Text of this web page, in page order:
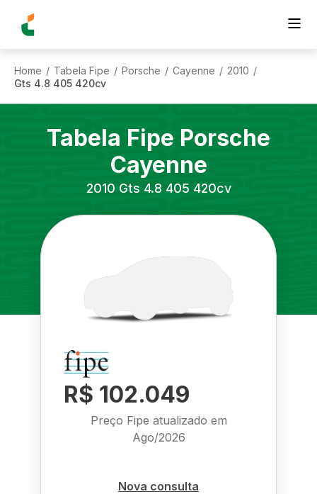
Home / Tabela Fipe / Porsche / Cayenne / 2010 /
Gts 4.8 405 420cv
Tabela Fipe Porsche
Cayenne
2010 Gts 4.8 405 420cv
R$ 102.049
Preço Fipe atualizado em
Ago/2026
Nova consulta